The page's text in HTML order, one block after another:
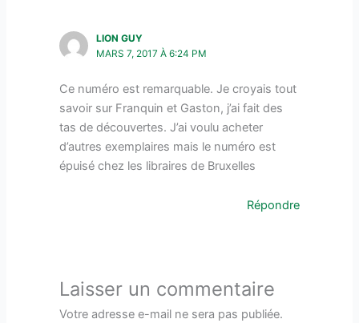
LION GUY
MARS 7, 2017 À 6:24 PM
Ce numéro est remarquable. Je croyais tout
savoir sur Franquin et Gaston, j’ai fait des
tas de découvertes. J’ai voulu acheter
d’autres exemplaires mais le numéro est
épuisé chez les libraires de Bruxelles
Répondre
Laisser un commentaire
Votre adresse e-mail ne sera pas publiée.